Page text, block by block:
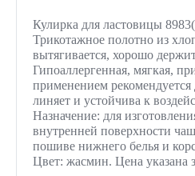
Кулирка для ластовицы
Трикотажное полотно из
вытягивается, хорошо
Гипоаллергенная, мягкая,
применением рекомендуется
линяет и устойчива к
Назначение: для
внутренней поверхности
пошиве нижнего белья и
Цвет: жасмин. Цена указана